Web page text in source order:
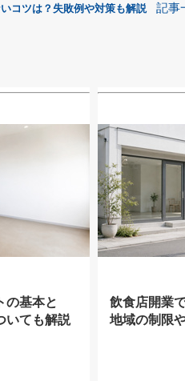
コツは？失敗例や対策も解説 記事
の基本と
いても解説
飲食店開業
地域の制限